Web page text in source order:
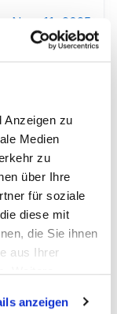
Anzeigen zu
Medien
zu
über Ihre
für soziale
diese mit
die Sie ihnen
aus Ihrer
Weitere
anzeigen
Nov. 11, 2025